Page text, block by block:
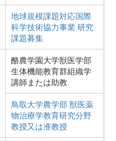
地球規模課題対応国際
科学技術協力事業 研究
課題募集
酪農学園大学獣医学部
生体機能教育群組織学
講師または助教
鳥取大学農学部 獣医薬
物治療学教育研究分野
教授又は准教授